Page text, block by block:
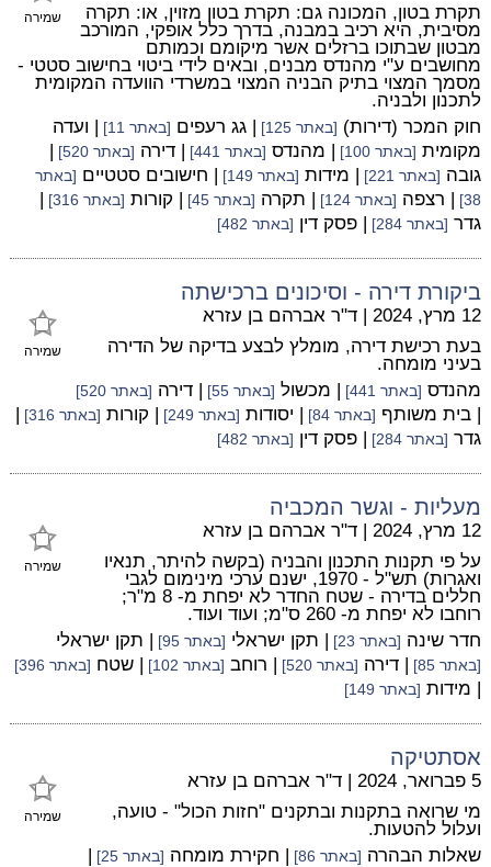
שמירה
תקרת בטון, המכונה גם: תקרת בטון מזוין, או: תקרה
מסיבית, היא רכיב במבנה, בדרך כלל אופקי, המורכב
מבטון שבתוכו ברזלים אשר מיקומם וכמותם
מחושבים ע"י מהנדס מבנים, ובאים לידי ביטוי בחישוב סטטי -
מסמך המצוי בתיק הבניה המצוי במשרדי הוועדה המקומית
לתכנון ולבניה.
חוק המכר (דירות) [באתר 125] | גג רעפים [באתר 11]
| ועדה
מקומית [באתר 100] | מהנדס [באתר 441] | דירה [באתר 520]
|
גובה [באתר 221] | מידות [באתר 149] | חישובים סטטיים [באתר
38]
| רצפה [באתר 124] | תקרה [באתר 45] | קורות [באתר 316]
|
גדר [באתר 284] | פסק דין [באתר 482]
ביקורת דירה - וסיכונים ברכישתה
שמירה
12 מרץ, 2024 | ד"ר אברהם בן עזרא
בעת רכישת דירה, מומלץ לבצע בדיקה של הדירה
בעיני מומחה.
מהנדס [באתר 441] | מכשול [באתר 55] | דירה [באתר 520]
| בית משותף [באתר 84] | יסודות [באתר 249] | קורות [באתר 316]
|
גדר [באתר 284] | פסק דין [באתר 482]
מעליות - וגשר המכביה
שמירה
12 מרץ, 2024 | ד"ר אברהם בן עזרא
על פי תקנות התכנון והבניה (בקשה להיתר, תנאיו
ואגרות) תש"ל - 1970, ישנם ערכי מינימום לגבי
חללים בדירה - שטח החדר לא יפחת מ- 8 מ"ר;
רוחבו לא יפחת מ- 260 ס"מ; ועוד ועוד.
חדר שינה [באתר 23] | תקן ישראלי [באתר 95] | תקן ישראלי
[באתר 85] | דירה [באתר 520] | רוחב [באתר 102] | שטח [באתר 396]
| מידות [באתר 149]
אסתטיקה
שמירה
5 פברואר, 2024 | ד"ר אברהם בן עזרא
מי שרואה בתקנות ובתקנים "חזות הכול" - טועה,
ועלול להטעות.
שאלות הבהרה [באתר 86] | חקירת מומחה [באתר 25]
|